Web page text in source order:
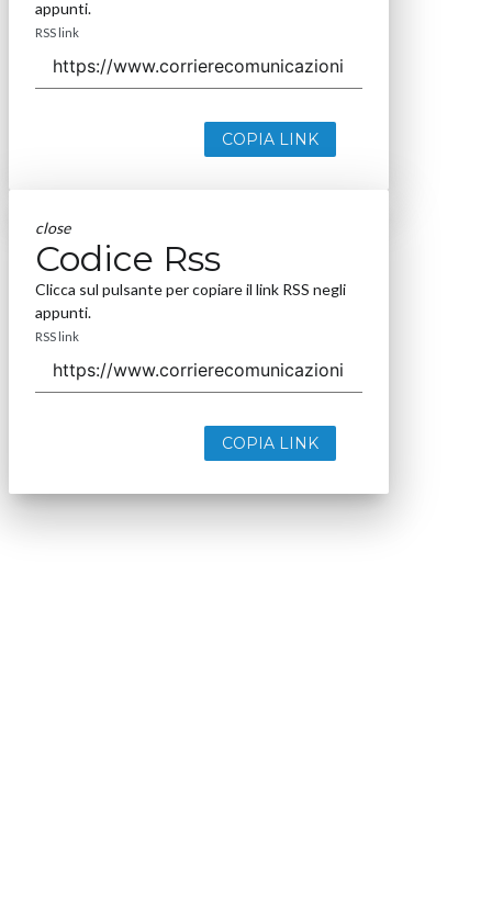
appunti.
RSS link
COPIA LINK
close
Codice Rss
Clicca sul pulsante per copiare il link RSS negli
appunti.
RSS link
COPIA LINK